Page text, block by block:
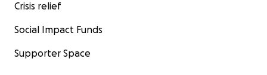
Crisis relief
Social Impact Funds
Supporter Space